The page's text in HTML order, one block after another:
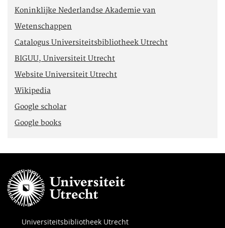
Koninklijke Nederlandse Akademie van
Wetenschappen
Catalogus Universiteitsbibliotheek Utrecht
BIGUU, Universiteit Utrecht
Website Universiteit Utrecht
Wikipedia
Google scholar
Google books
Universiteitsbibliotheek Utrecht